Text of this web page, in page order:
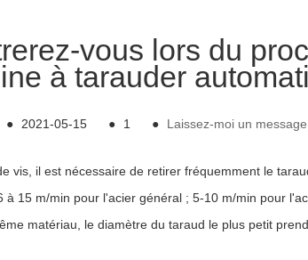
vous lors du
à tarauder
● 2021-05-15 ● 1 ● Laissez-moi un message
vis, il est nécessaire de retirer fréquemment le
15 m/min pour l'acier général ; 5-10 m/min pour
matériau, le diamètre du taraud le plus petit